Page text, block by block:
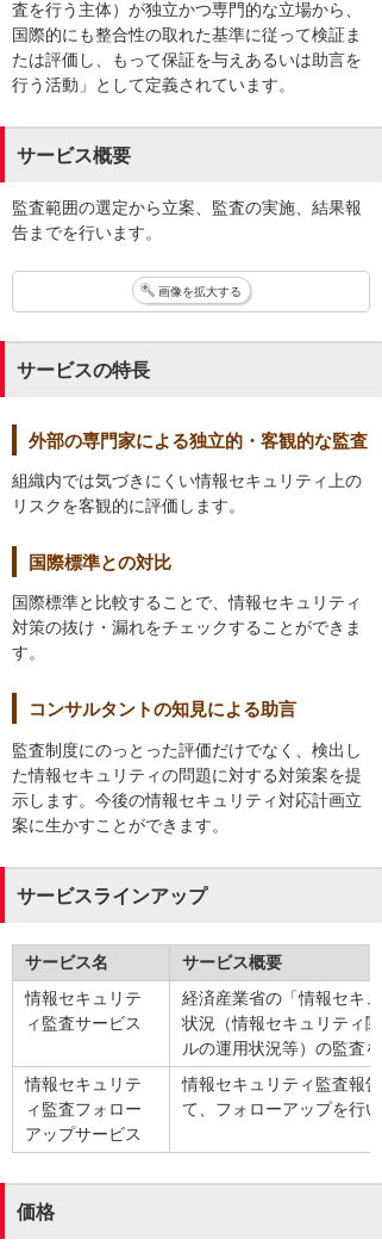
査を行う主体）が独立かつ専門的な立場から、
国際的にも整合性の取れた基準に従って検証ま
たは評価し、もって保証を与えあるいは助言を
行う活動」として定義されています。
サービス概要
監査範囲の選定から立案、監査の実施、結果報
告までを行います。
画像を拡大する
サービスの特長
外部の専門家による独立的・客観的な監査
組織内では気づきにくい情報セキュリティ上の
リスクを客観的に評価します。
国際標準との対比
国際標準と比較することで、情報セキュリティ
対策の抜け・漏れをチェックすることができま
す。
コンサルタントの知見による助言
監査制度にのっとった評価だけでなく、検出し
た情報セキュリティの問題に対する対策案を提
示します。今後の情報セキュリティ対応計画立
案に生かすことができます。
サービスラインアップ
サービス名
サービス概要
情報セキュリテ
ィ監査サービス
経済産業省の「情報セキ
状況（情報セキュリティ
ルの運用状況等）の監査を
情報セキュリテ
ィ監査フォロー
アップサービス
情報セキュリティ監査報
て、フォローアップを行
価格